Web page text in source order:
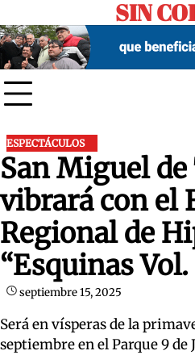
to
content
SIN
ESPECTÁCULOS
San Miguel
vibrará con el
Regional de
“Esquinas Vol.
septiembre 15, 2025
Será en vísperas de la
septiembre en el Parque 9 de